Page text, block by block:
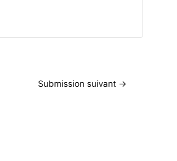
Submission suivant →